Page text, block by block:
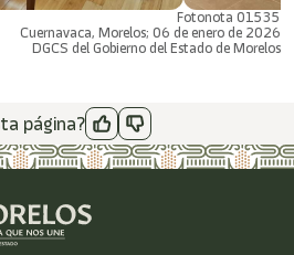
Fotonota 01535
Cuernavaca, Morelos; 06 de enero de 2026
DGCS del Gobierno del Estado de Morelos
página?